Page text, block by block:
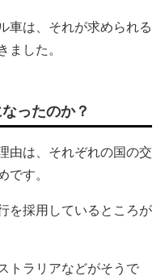
車は、それが求められる
ました。
ったのか？
由は、それぞれの国の交
です。
を採用しているところが
トラリアなどがそうで